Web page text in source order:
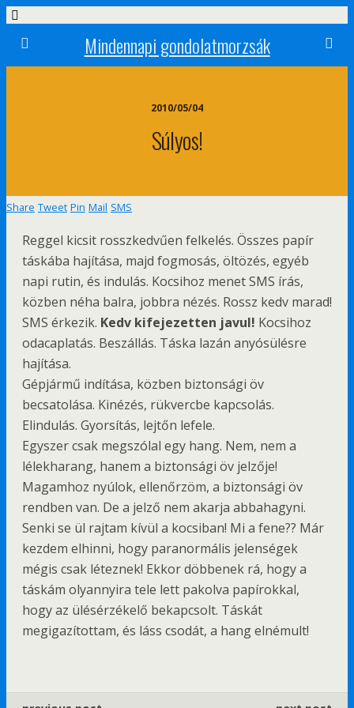
Mindennapi gondolatmorzsák
2010/05/04
Súlyos!
Share Tweet Pin Mail SMS
Reggel kicsit rosszkedvűen felkelés. Összes papír
táskába hajítása, majd fogmosás, öltözés, egyéb
napi rutin, és indulás. Kocsihoz menet SMS írás,
közben néha balra, jobbra nézés. Rossz kedv marad!
SMS érkezik. Kedv kifejezetten javul! Kocsihoz
odacaplatás. Beszállás. Táska lazán anyósülésre
hajítása.
Gépjármű indítása, közben biztonsági öv
becsatolása. Kinézés, rükvercbe kapcsolás.
Elindulás. Gyorsítás, lejtőn lefele.
Egyszer csak megszólal egy hang. Nem, nem a
lélekharang, hanem a biztonsági öv jelzője!
Magamhoz nyúlok, ellenőrzöm, a biztonsági öv
rendben van. De a jelző nem akarja abbahagyni.
Senki se ül rajtam kívül a kocsiban! Mi a fene?? Már
kezdem elhinni, hogy paranormális jelenségek
mégis csak léteznek! Ekkor döbbenek rá, hogy a
táskám olyannyira tele lett pakolva papírokkal,
hogy az ülésérzékelő bekapcsolt. Táskát
megigazítottam, és láss csodát, a hang elnémult!